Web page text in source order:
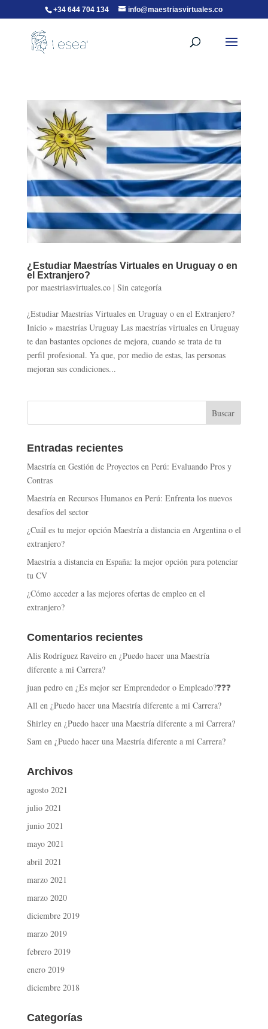
+34 644 704 134 info@maestriasvirtuales.co
¿Estudiar Maestrías Virtuales en Uruguay o en
el Extranjero?
por maestriasvirtuales.co| Sin categoría
¿Estudiar Maestrías Virtuales en Uruguay o en el Extranjero?
Inicio » maestrías Uruguay Las maestrías virtuales en Uruguay
te dan bastantes opciones de mejora, cuando se trata de tu
perfil profesional. Ya que, por medio de estas, las personas
mejoran sus condiciones...
Entradas recientes
Maestría en Gestión de Proyectos en Perú: Evaluando Pros y
Contras
Maestría en Recursos Humanos en Perú: Enfrenta los nuevos
desafíos del sector
¿Cuál es tu mejor opción Maestría a distancia en Argentina o el
extranjero?
Maestría a distancia en España: la mejor opción para potenciar
tu CV
¿Cómo acceder a las mejores ofertas de empleo en el
extranjero?
Comentarios recientes
Alis Rodríguez Raveiroen ¿Puedo hacer una Maestría
diferente a mi Carrera?
juan pedroen ¿Es mejor ser Emprendedor o Empleado?❓❓❓
Allen ¿Puedo hacer una Maestría diferente a mi Carrera?
Shirleyen ¿Puedo hacer una Maestría diferente a mi Carrera?
Samen ¿Puedo hacer una Maestría diferente a mi Carrera?
Archivos
agosto 2021
julio 2021
junio 2021
mayo 2021
abril 2021
marzo 2021
marzo 2020
diciembre 2019
marzo 2019
febrero 2019
enero 2019
diciembre 2018
Categorías